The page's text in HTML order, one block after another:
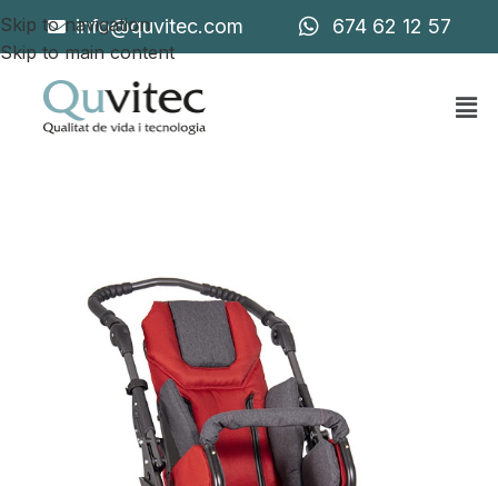
Skip to navigation
Skip to main content
info@quvitec.com 674 62 12 57